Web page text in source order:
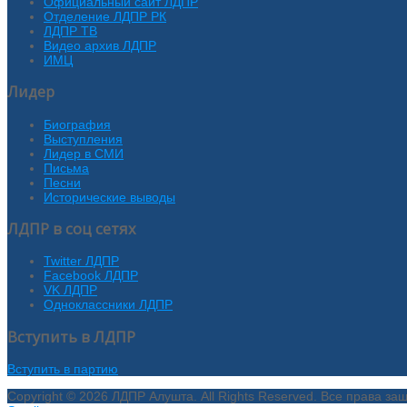
Отделение ЛДПР РК
ЛДПР ТВ
Видео архив ЛДПР
ИМЦ
Лидер
Биография
Выступления
Лидер в СМИ
Письма
Песни
Исторические выводы
ЛДПР в соц сетях
Twitter ЛДПР
Facebook ЛДПР
VK ЛДПР
Одноклассники ЛДПР
Вступить в ЛДПР
Вступить в партию
Copyright © 2026 ЛДПР Алушта. All Rights Reserved. Все права